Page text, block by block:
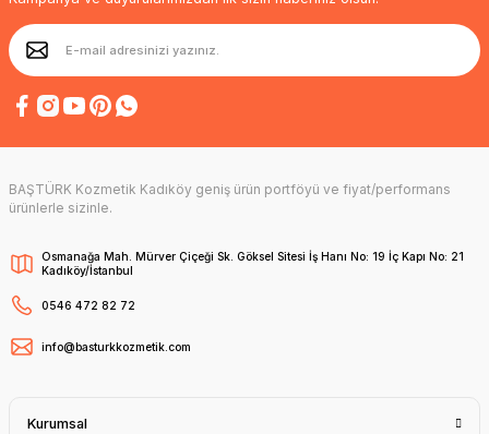
BAŞTÜRK Kozmetik Kadıköy geniş ürün portföyü ve fiyat/performans
ürünlerle sizinle.
Osmanağa Mah. Mürver Çiçeği Sk. Göksel Sitesi İş Hanı No: 19 İç Kapı No: 21
Kadıköy/İstanbul
0546 472 82 72
info@basturkkozmetik.com
Kurumsal